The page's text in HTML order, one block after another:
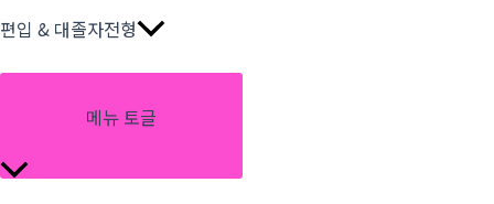
편입 & 대졸자전형
메뉴 토글